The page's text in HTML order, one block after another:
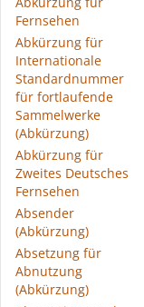
Fernsehen
Abkürzung für
Internationale
Standardnummer
für fortlaufende
Sammelwerke
(Abkürzung)
Abkürzung für
Zweites Deutsches
Fernsehen
Absender
(Abkürzung)
Absetzung für
Abnutzung
(Abkürzung)